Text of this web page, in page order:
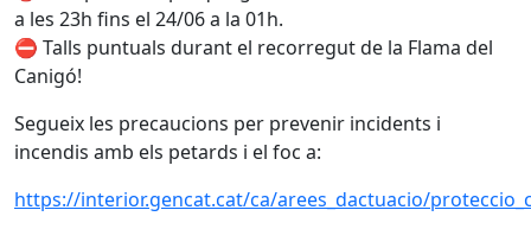
a les 23h fins el 24/06 a la 01h.
⛔ Talls puntuals durant el recorregut de la Flama del
Canigó!
Segueix les precaucions per prevenir incidents i
incendis amb els petards i el foc a:
https://interior.gencat.cat/ca/arees_dactuacio/